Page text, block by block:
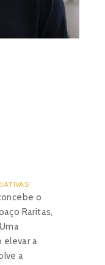
o
Raritas,
elevar a
a